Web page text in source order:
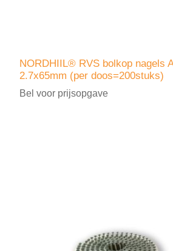
NORDHIIL® RVS bolkop nagels
2.7x65mm (per doos=200stuks)
Bel voor prijsopgave